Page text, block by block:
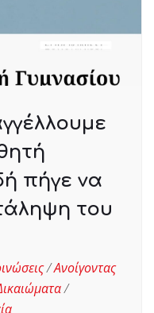
πήγε να
του
/Ανοίγοντας
/